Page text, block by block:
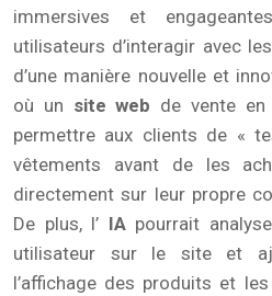
immersives et
utilisateurs d’interagir avec
d’une manière nouvelle et
où un site web de vente
permettre aux clients de «
vêtements avant de les
directement sur leur propre
De plus, l’ IA pourrait
utilisateur sur le site et
l’affichage des produits et